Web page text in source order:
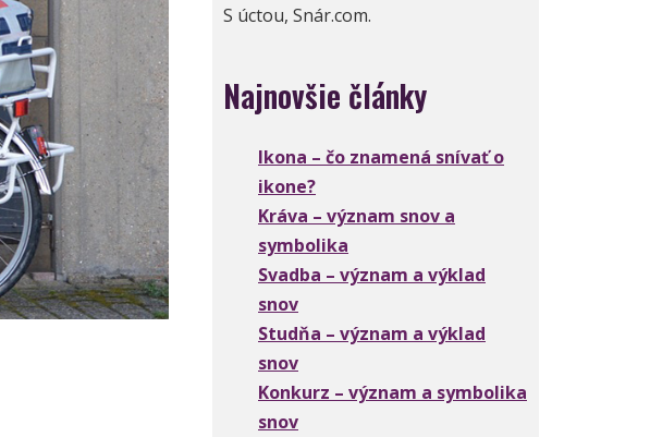
S úctou, Snár.com.
Najnovšie články
Ikona – čo znamená snívať o
ikone?
Kráva – význam snov a
symbolika
Svadba – význam a výklad
snov
Studňa – význam a výklad
snov
Konkurz – význam a symbolika
snov